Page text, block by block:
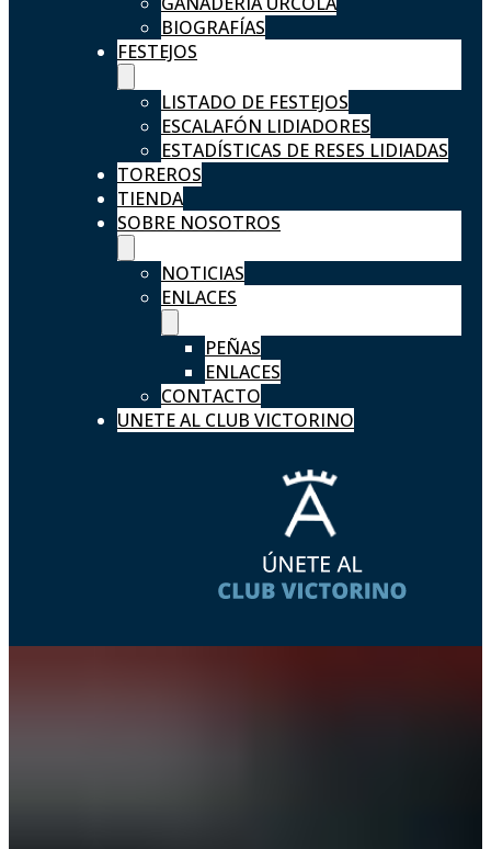
BIOGRAFÍAS
FESTEJOS
LISTADO DE FESTEJOS
ESCALAFÓN LIDIADORES
ESTADÍSTICAS DE RESES LIDIADAS
TOREROS
TIENDA
SOBRE NOSOTROS
NOTICIAS
ENLACES
PEÑAS
ENLACES
CONTACTO
UNETE AL CLUB VICTORINO